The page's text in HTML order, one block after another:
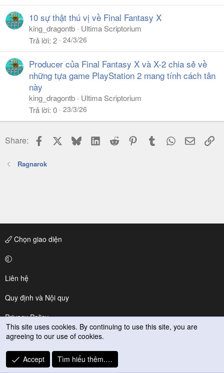
10 sự thật thú vị về Final Fantasy X
king_dragontb
Ultima Scriptorium
Trả lời 2 24/3/26
Producer của Final Fantasy X và X-2 chia sẻ về
những tựa game PlayStation 2 mang tính cách tân
này
king_dragontb
Ultima Scriptorium
Trả lời 0 23/3/26
Share: Facebook BlueskyLinkedIn
Reddit PinterestTumblr WhatsApp
Email
Ragnarok
Chọn giao diện
Liên hệ
Quy định và Nội quy
Privacy Policy
Trợ giúp
R
S
This site uses cookies. By continuing to use this site, you are
agreeing to our use of cookies.
Accept Tìm hiểu thêm.…